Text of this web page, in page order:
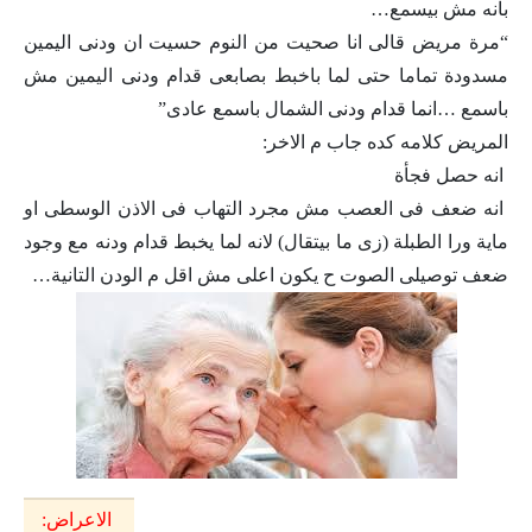
بانه مش بيسمع…
“مرة مريض قالى انا صحيت من النوم حسيت ان ودنى اليمين
مسدودة تماما حتى لما باخبط بصابعى قدام ودنى اليمين مش
باسمع …انما قدام ودنى الشمال باسمع عادى”
المريض كلامه كده جاب م الاخر:
انه حصل فجأة
انه ضعف فى العصب مش مجرد التهاب فى الاذن الوسطى او
ماية ورا الطبلة (زى ما بيتقال) لانه لما يخبط قدام ودنه مع وجود
ضعف توصيلى الصوت ح يكون اعلى مش اقل م الودن التانية…
الاعراض: